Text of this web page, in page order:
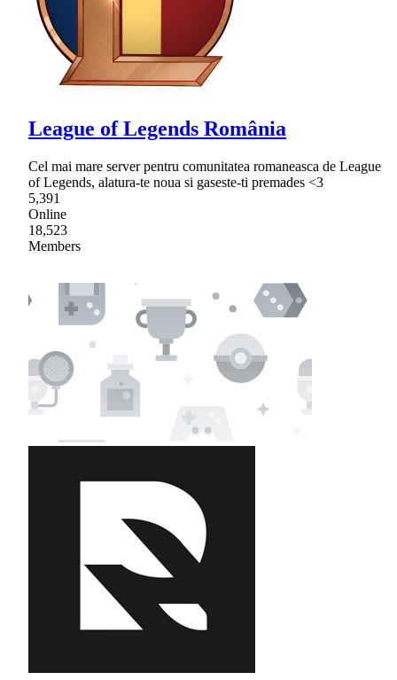
League of Legends România
Cel mai mare server pentru comunitatea romaneasca de League
of Legends, alatura-te noua si gaseste-ti premades <3
5,391
Online
18,523
Members